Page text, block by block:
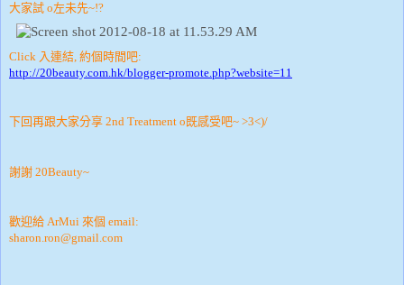
大家試 o左未先~!?
Click 入連結, 約個時間吧:
http://20beauty.com.hk/blogger-promote.php?website=11
下回再跟大家分享 2nd Treatment o既感受吧~ >3<)/
謝謝 20Beauty~
歡迎給 ArMui 來個 email:
sharon.ron@gmail.com